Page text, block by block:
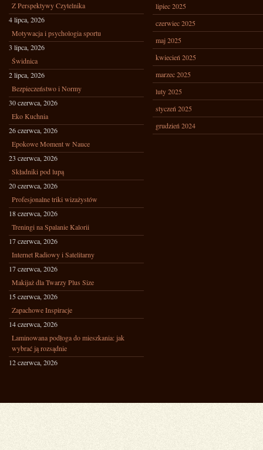
Z Perspektywy Czytelnika
4 lipca, 2026
Motywacja i psychologia sportu
3 lipca, 2026
Świdnica
2 lipca, 2026
Bezpieczeństwo i Normy
30 czerwca, 2026
Eko Kuchnia
26 czerwca, 2026
Epokowe Moment w Nauce
23 czerwca, 2026
Składniki pod lupą
20 czerwca, 2026
Profesjonalne triki wizażystów
18 czerwca, 2026
Treningi na Spalanie Kalorii
17 czerwca, 2026
Internet Radiowy i Satelitarny
17 czerwca, 2026
Makijaż dla Twarzy Plus Size
15 czerwca, 2026
Zapachowe Inspiracje
14 czerwca, 2026
Laminowana podłoga do mieszkania: jak
wybrać ją rozsądnie
12 czerwca, 2026
lipiec 2025
czerwiec 2025
maj 2025
kwiecień 2025
marzec 2025
luty 2025
styczeń 2025
grudzień 2024